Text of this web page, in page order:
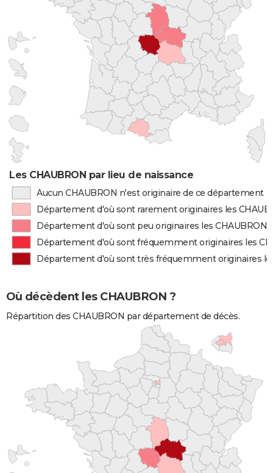
Les CHAUBRON par lieu de naissance
Aucun CHAUBRON n'est originaire de ce département
Département d'où sont rarement originaires les
Département d'où sont peu originaires les CHAUBRON
Département d'où sont fréquemment originaires les
Département d'où sont très fréquemment originaires
Où décèdent les CHAUBRON ?
Répartition des CHAUBRON par département de décès.